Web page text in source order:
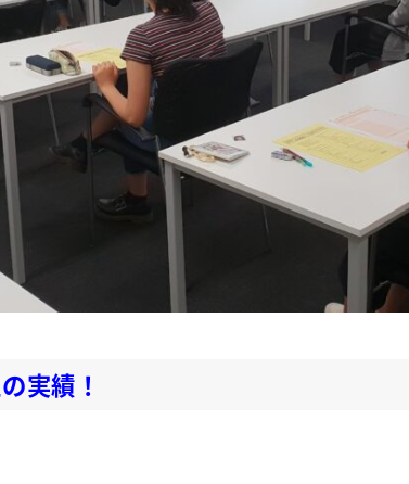
実績！